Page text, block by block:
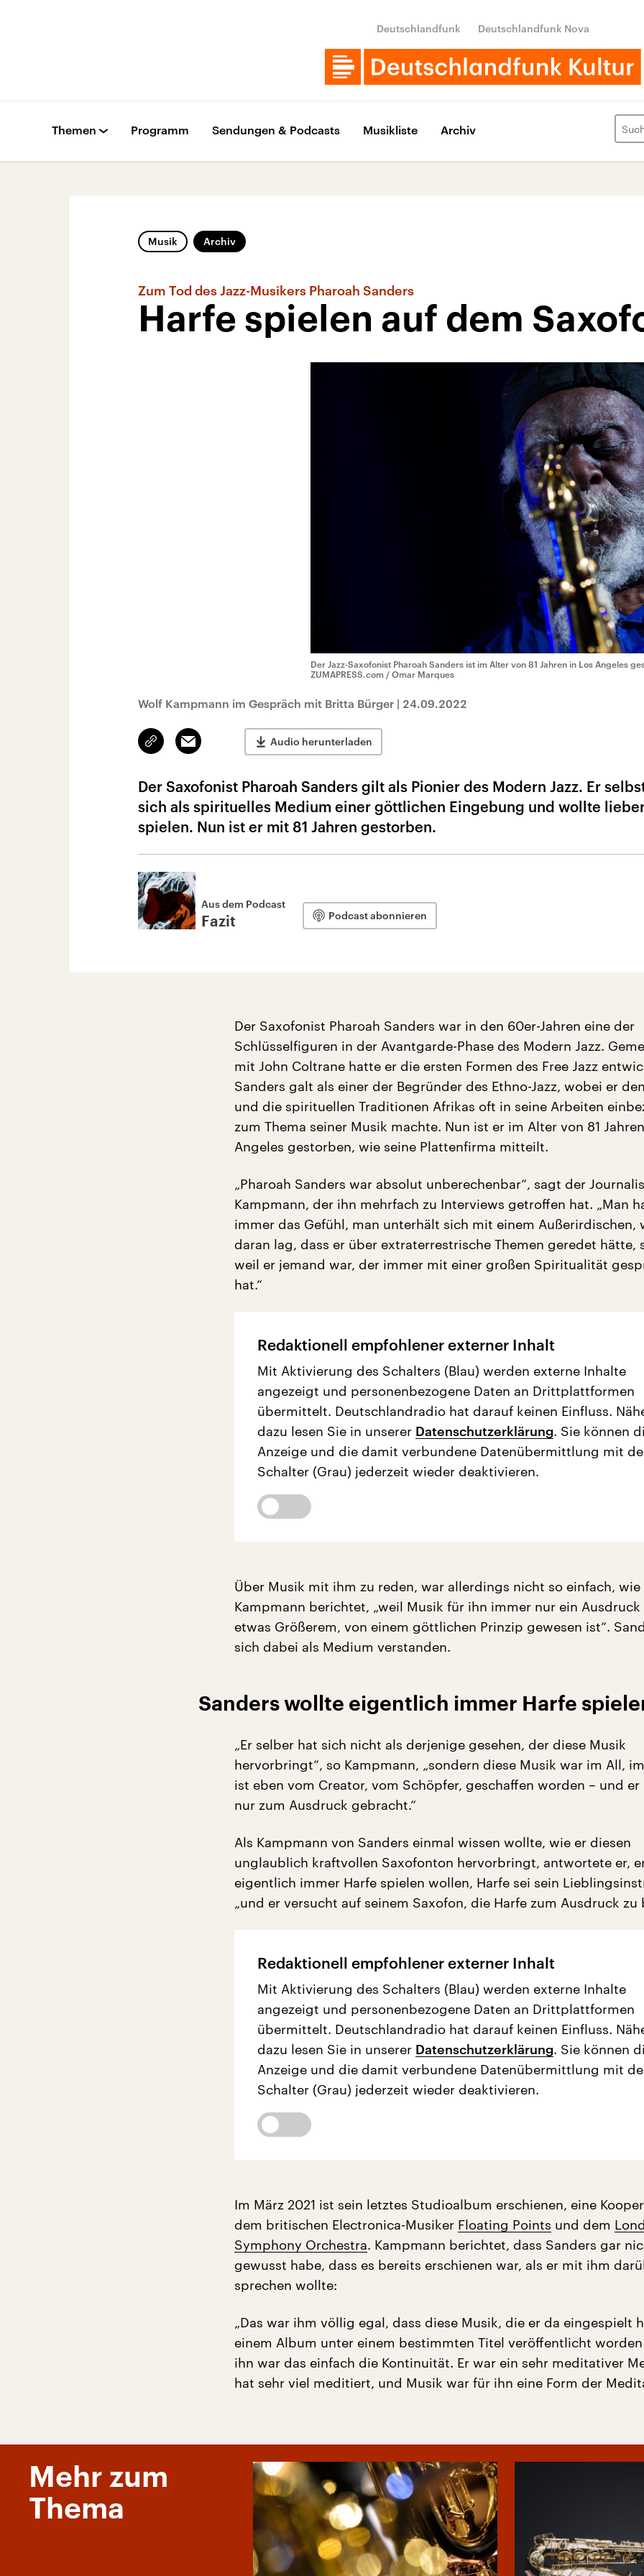
Deutschlandfunk Deutschlandfunk Nova
Themen Programm Sendungen & Podcasts Musikliste Archiv
Musik Archiv
Zum Tod des Jazz-Musikers Pharoah Sanders
Harfe spielen auf dem
Der Jazz-Saxofonist Pharoah Sanders ist im Alter von 81 Jahren in Los Angeles
ZUMAPRESS.com / Omar Marques
Wolf Kampmann im Gespräch mit Britta Bürger | 24.09.2022
Link
kopieren/teilen
Email Audio herunterladen
Der Saxofonist Pharoah Sanders gilt als Pionier des Modern Jazz. Er
sich als spirituelles Medium einer göttlichen Eingebung und wollte
spielen. Nun ist er mit 81 Jahren gestorben.
Aus dem Podcast
Fazit Podcast abonnieren
Der Saxofonist Pharoah Sanders war in den 60er-Jahren eine der
Schlüsselfiguren in der Avantgarde-Phase des Modern Jazz.
mit John Coltrane hatte er die ersten Formen des Free Jazz
Sanders galt als einer der Begründer des Ethno-Jazz, wobei er
und die spirituellen Traditionen Afrikas oft in seine Arbeiten
zum Thema seiner Musik machte. Nun ist er im Alter von 81
Angeles gestorben, wie seine Plattenfirma mitteilt.
„Pharoah Sanders war absolut unberechenbar“, sagt der
Kampmann, der ihn mehrfach zu Interviews getroffen hat. „Man
immer das Gefühl, man unterhält sich mit einem Außerirdischen,
daran lag, dass er über extraterrestrische Themen geredet hätte,
weil er jemand war, der immer mit einer großen Spiritualität
hat.“
Redaktionell empfohlener externer Inhalt
Mit Aktivierung des Schalters (Blau) werden externe Inhalte
angezeigt und personenbezogene Daten an Drittplattformen
übermittelt. Deutschlandradio hat darauf keinen Einfluss.
dazu lesen Sie in unserer Datenschutzerklärung. Sie können
Anzeige und die damit verbundene Datenübermittlung mit
Schalter (Grau) jederzeit wieder deaktivieren.
Über Musik mit ihm zu reden, war allerdings nicht so einfach, wie
Kampmann berichtet, „weil Musik für ihn immer nur ein Ausdruck
etwas Größerem, von einem göttlichen Prinzip gewesen ist“.
sich dabei als Medium verstanden.
Sanders wollte eigentlich immer Harfe
„Er selber hat sich nicht als derjenige gesehen, der diese Musik
hervorbringt“, so Kampmann, „sondern diese Musik war im All,
ist eben vom Creator, vom Schöpfer, geschaffen worden – und er
nur zum Ausdruck gebracht.“
Als Kampmann von Sanders einmal wissen wollte, wie er diesen
unglaublich kraftvollen Saxofonton hervorbringt, antwortete er,
eigentlich immer Harfe spielen wollen, Harfe sei sein
„und er versucht auf seinem Saxofon, die Harfe zum Ausdruck zu
Redaktionell empfohlener externer Inhalt
Mit Aktivierung des Schalters (Blau) werden externe Inhalte
angezeigt und personenbezogene Daten an Drittplattformen
übermittelt. Deutschlandradio hat darauf keinen Einfluss.
dazu lesen Sie in unserer Datenschutzerklärung. Sie können
Anzeige und die damit verbundene Datenübermittlung mit
Schalter (Grau) jederzeit wieder deaktivieren.
Im März 2021 ist sein letztes Studioalbum erschienen, eine
dem britischen Electronica-Musiker Floating Points und dem
Symphony Orchestra. Kampmann berichtet, dass Sanders gar
gewusst habe, dass es bereits erschienen war, als er mit ihm
sprechen wollte:
„Das war ihm völlig egal, dass diese Musik, die er da eingespielt
einem Album unter einem bestimmten Titel veröffentlicht
ihn war das einfach die Kontinuität. Er war ein sehr meditativer
hat sehr viel meditiert, und Musik war für ihn eine Form der
Mehr zum
Thema